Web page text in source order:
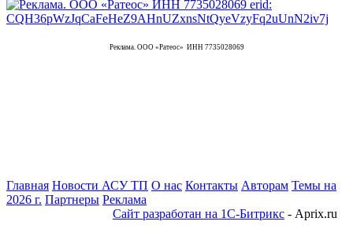
Реклама. ООО «Ратеос» ИНН 7735028069
Главная Новости АСУ ТП О нас Контакты Авторам Темы на
2026 г. Партнеры Реклама
Сайт разработан на 1С-Битрикс - Aprix.ru